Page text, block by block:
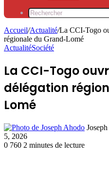
Accueil/Actualité/La CCI-Togo
régionale du Grand-Lomé
ActualitéSociété
La CCI-Togo
délégation
Lomé
5, 2026
0 760 2 minutes de lecture